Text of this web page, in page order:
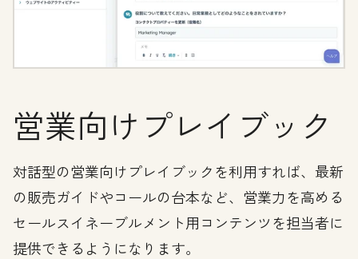
営業向けプレイブック
対話型の営業向けプレイブックを利用すれば、最新
の販売ガイドやコールの台本など、営業力を高める
セールスイネーブルメント用コンテンツを担当者に
提供できるようになります。